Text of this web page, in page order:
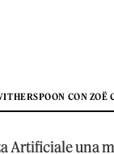
CON ZOË
Artificiale una